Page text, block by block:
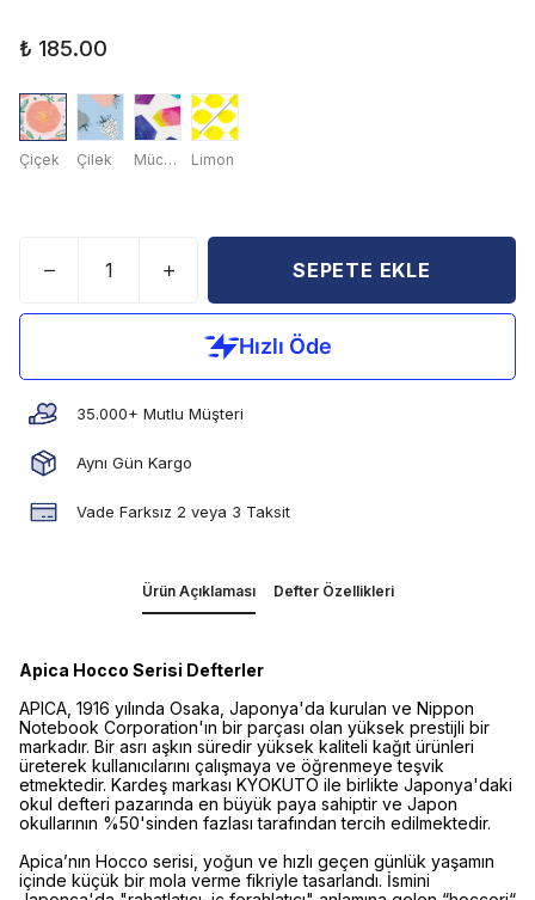
₺ 185.00
Çiçek Çilek Mücevher Limon
SEPETE EKLE
35.000+ Mutlu Müşteri
Aynı Gün Kargo
Vade Farksız 2 veya 3 Taksit
Ürün Açıklaması Defter Özellikleri
Apica Hocco Serisi Defterler
APICA, 1916 yılında Osaka, Japonya'da kurulan ve Nippon
Notebook Corporation'ın bir parçası olan yüksek prestijli bir
markadır. Bir asrı aşkın süredir yüksek kaliteli kağıt ürünleri
üreterek kullanıcılarını çalışmaya ve öğrenmeye teşvik
etmektedir. Kardeş markası KYOKUTO ile birlikte Japonya'daki
okul defteri pazarında en büyük paya sahiptir ve Japon
okullarının %50'sinden fazlası tarafından tercih edilmektedir.
Apica’nın Hocco serisi, yoğun ve hızlı geçen günlük yaşamın
içinde küçük bir mola verme fikriyle tasarlandı. İsmini